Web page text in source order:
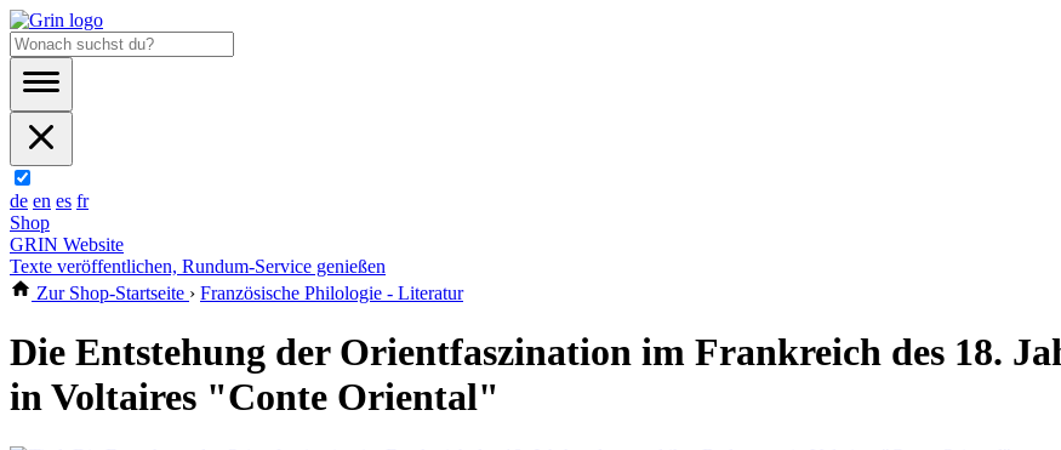
de en es fr
Shop
GRIN Website
Texte veröffentlichen, Rundum-Service genießen
Zur Shop-Startseite › Französische Philologie - Literatur
Die Entstehung der Orientfaszination im Frankreich des 18.
in Voltaires "Conte Oriental"